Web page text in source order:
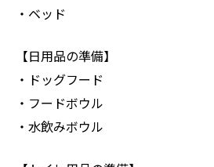
・ベッド
【日用品の準備】
・ドッグフード
・フードボウル
・水飲みボウル